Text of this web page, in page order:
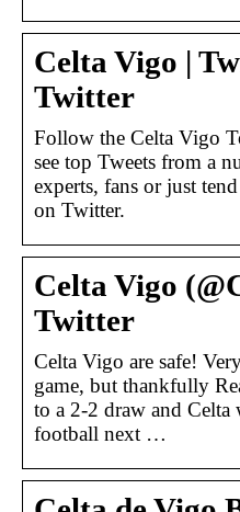
Celta Vigo |
Twitter
Follow the Celta Vigo
see top Tweets from a
experts, fans or just
on Twitter.
Celta Vigo
Twitter
Celta Vigo are safe!
game, but thankfully
to a 2-2 draw and
football next …